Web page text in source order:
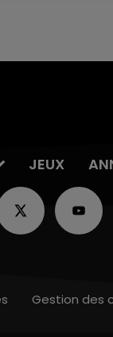
JEUX
Gestion des